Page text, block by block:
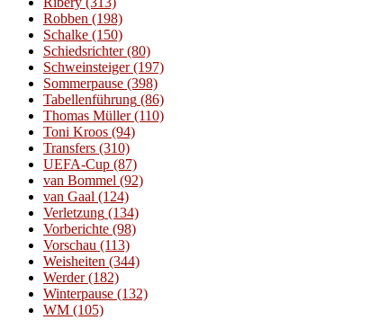
Robben (198)
Schalke (150)
Schiedsrichter(80)
Schweinsteiger(197)
Sommerpause (398)
Tabellenführung (86)
Thomas Müller(110)
Toni Kroos (94)
Transfers (310)
UEFA-Cup (87)
van Bommel (92)
van Gaal (124)
Verletzung (134)
Vorberichte (98)
Vorschau (113)
Weisheiten (344)
Werder(182)
Winterpause (132)
WM (105)